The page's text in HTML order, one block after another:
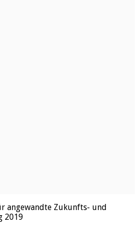
angewandte Zukunfts- und
2019